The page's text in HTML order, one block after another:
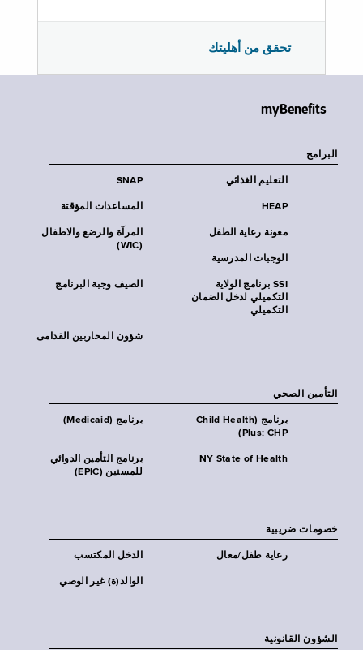
تحقق من أهليتك
myBenefits
البرامج
SNAP التعليم الغذائي
المساعدات المؤقتة HEAP
المرآة والرضع والاطفال
(WIC)
معونة رعاية الطفل
الوجبات المدرسية
الصيف وجبة البرنامج
SSI برنامج الولاية
التكميلي لدخل الضمان
التكميلي
شؤون المحاربين القدامى
التأمين الصحي
برنامج (Medicaid)
برنامج (Child Health
Plus: CHP)
برنامج التأمين الدوائي
للمسنين (EPIC)
NY State of Health
خصومات ضريبية
الدخل المكتسب رعاية طفل/معال
الوالد(ة) غير الوصي
الشؤون القانونية